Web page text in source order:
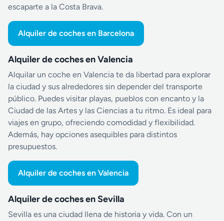
escaparte a la Costa Brava.
Alquiler de coches en Barcelona
Alquiler de coches en Valencia
Alquilar un coche en Valencia te da libertad para explorar
la ciudad y sus alrededores sin depender del transporte
público. Puedes visitar playas, pueblos con encanto y la
Ciudad de las Artes y las Ciencias a tu ritmo. Es ideal para
viajes en grupo, ofreciendo comodidad y flexibilidad.
Además, hay opciones asequibles para distintos
presupuestos.
Alquiler de coches en Valencia
Alquiler de coches en Sevilla
Sevilla es una ciudad llena de historia y vida. Con un